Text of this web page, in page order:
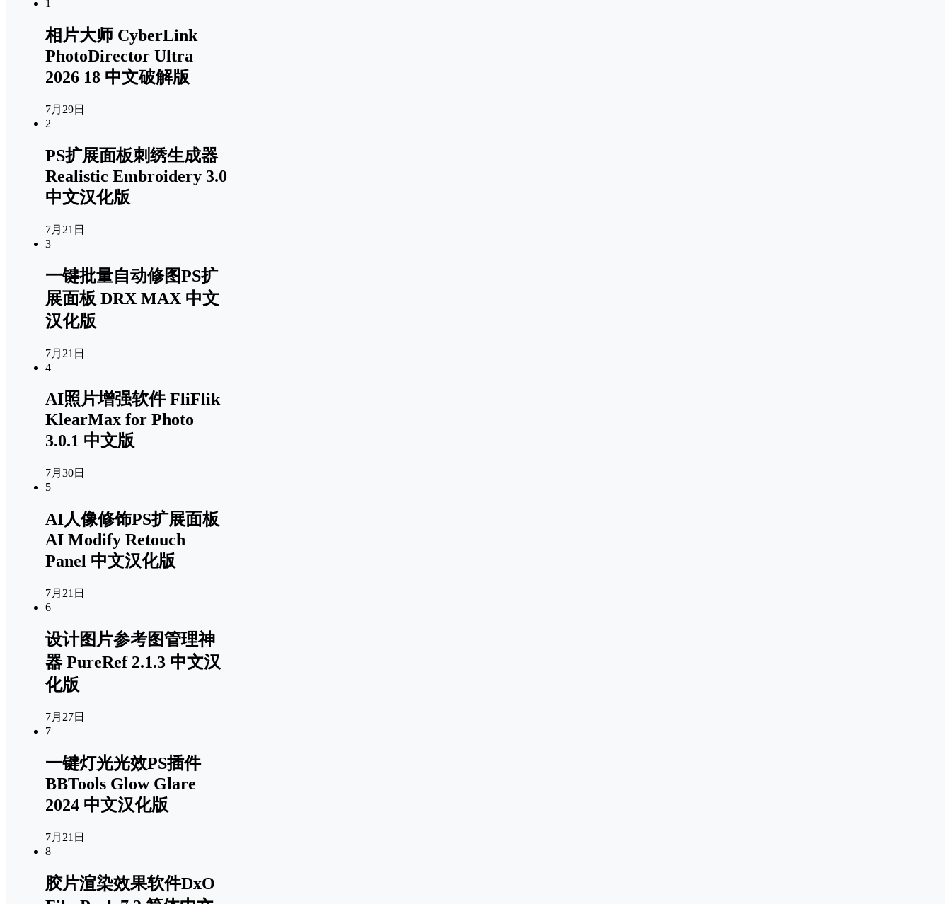
1
相片大师 CyberLink
PhotoDirector Ultra
2026 18 中文破解版
7月29日
2
PS扩展面板刺绣生成器
Realistic Embroidery 3.0
中文汉化版
7月21日
3
一键批量自动修图PS扩
展面板 DRX MAX 中文
汉化版
7月21日
4
AI照片增强软件 FliFlik
KlearMax for Photo
3.0.1 中文版
7月30日
5
AI人像修饰PS扩展面板
AI Modify Retouch
Panel 中文汉化版
7月21日
6
设计图片参考图管理神
器 PureRef 2.1.3 中文汉
化版
7月27日
7
一键灯光光效PS插件
BBTools Glow Glare
2024 中文汉化版
7月21日
8
胶片渲染效果软件DxO